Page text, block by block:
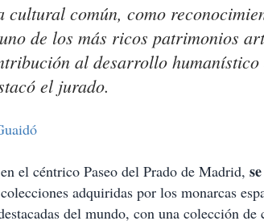
cultural común, como
de los más ricos patrimonios
al desarrollo
el jurado.
el céntrico Paseo del Prado de Madrid, se
adquiridas por los monarcas
del mundo, con una colección de